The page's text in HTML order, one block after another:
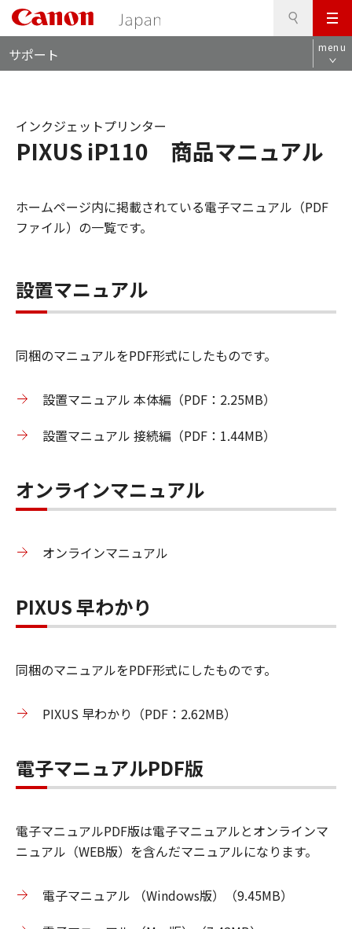
メ
ニ
ュ
サポート menu
PIXUS iP110 商品マニュアル
インクジェットプリンター
ホームページ内に掲載されている電子マニュアル（PDF
ファイル）の一覧です。
設置マニュアル
同梱のマニュアルをPDF形式にしたものです。
設置マニュアル 本体編（PDF：2.25MB）
設置マニュアル 接続編（PDF：1.44MB）
オンラインマニュアル
オンラインマニュアル
PIXUS 早わかり
同梱のマニュアルをPDF形式にしたものです。
PIXUS 早わかり（PDF：2.62MB）
電子マニュアルPDF版
電子マニュアルPDF版は電子マニュアルとオンラインマ
ニュアル（WEB版）を含んだマニュアルになります。
電子マニュアル （Windows版）（9.45MB）